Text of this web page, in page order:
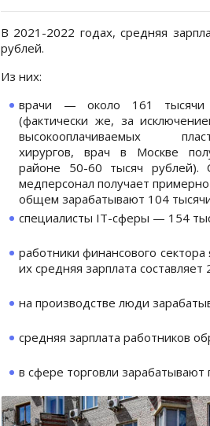
В 2021-2022 годах, средняя
рублей.
Из них:
врачи — около 161 тысячи
(фактически же, за
высокооплачиваемых
хирургов, врач в Москве
районе 50-60 тысяч рублей).
медперсонал получает
общем зарабатывают 104
специалисты IT-сферы — 154
работники финансового
их средняя зарплата
на производстве люди
средняя зарплата работников
в сфере торговли зарабатывают